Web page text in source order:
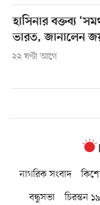
হাসিনার বক্তব্য
ভারত, জানালেন
২২ ঘণ্টা আগে
নাগরিক সংবাদ
বন্ধুসভা
চিরন্তন